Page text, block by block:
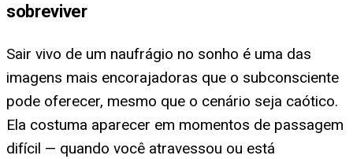
sobreviver
Sair vivo de um naufrágio no sonho é uma das
imagens mais encorajadoras que o subconsciente
pode oferecer, mesmo que o cenário seja caótico.
Ela costuma aparecer em momentos de passagem
difícil — quando você atravessou ou está